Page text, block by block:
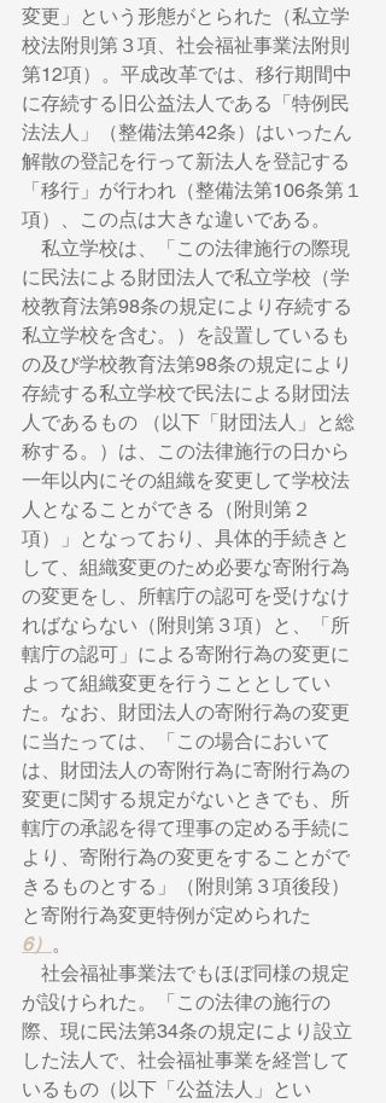
変更」という形態がとられた（私立学
校法附則第３項、社会福祉事業法附則
第12項）。平成改革では、移行期間中
に存続する旧公益法人である「特例民
法法人」（整備法第42条）はいったん
解散の登記を行って新法人を登記する
「移行」が行われ（整備法第106条第１
項）、この点は大きな違いである。
私立学校は、「この法律施行の際現
に民法による財団法人で私立学校（学
校教育法第98条の規定により存続する
私立学校を含む。）を設置しているも
の及び学校教育法第98条の規定により
存続する私立学校で民法による財団法
人であるもの （以下「財団法人」と総
称する。）は、この法律施行の日から
一年以内にその組織を変更して学校法
人となることができる（附則第２
項）」となっており、具体的手続きと
して、組織変更のため必要な寄附行為
の変更をし、所轄庁の認可を受けなけ
ればならない（附則第３項）と、「所
轄庁の認可」による寄附行為の変更に
よって組織変更を行うこととしてい
た。なお、財団法人の寄附行為の変更
に当たっては、「この場合において
は、財団法人の寄附行為に寄附行為の
変更に関する規定がないときでも、所
轄庁の承認を得て理事の定める手続に
より、寄附行為の変更をすることがで
きるものとする」（附則第３項後段）
と寄附行為変更特例が定められた
6） 。
社会福祉事業法でもほぼ同様の規定
が設けられた。「この法律の施行の
際、現に民法第34条の規定により設立
した法人で、社会福祉事業を経営して
いるもの（以下「公益法人」とい